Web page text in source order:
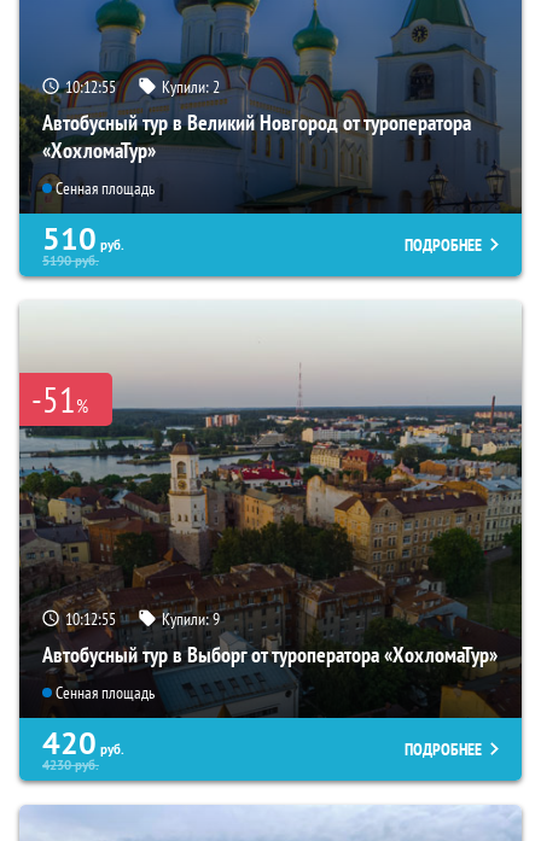
10:12:54 Купили:2
Автобусный тур в Великий Новгород от туроператора
«ХохломаТур»
Сенная площадь
510 руб.
5190руб.
ПОДРОБНЕЕ
-51%
10:12:54 Купили:9
Автобусный тур в Выборг от туроператора «ХохломаТур»
Сенная площадь
420 руб.
4230руб.
ПОДРОБНЕЕ